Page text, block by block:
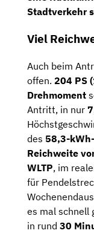
Stadtverkehr
Viel
Auch beim
offen. 204 PS
Drehmoment
Antritt, in nur
des 58,3-
Reichweite
WLTP, im
für
es mal schnell
in rund 30